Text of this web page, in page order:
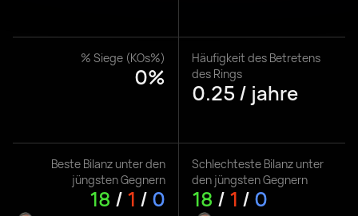
% Siege (KOs%)
0%
Häufigkeit des Betretens
des Rings
0.25 / jahre
Beste Bilanz unter den
jüngsten Gegnern
18 / 1 / 0
Schlechteste Bilanz unter
den jüngsten Gegnern
18 / 1 / 0